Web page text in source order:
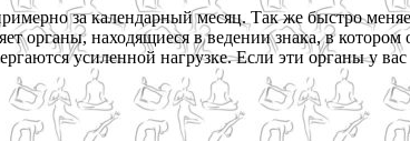
за календарный месяц. Так же быстро
органы, находящиеся в ведении знака, в котором
усиленной нагрузке. Если эти органы у